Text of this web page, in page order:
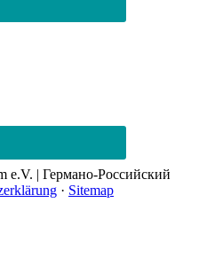
e.V. | Германо-Российский
· Sitemap